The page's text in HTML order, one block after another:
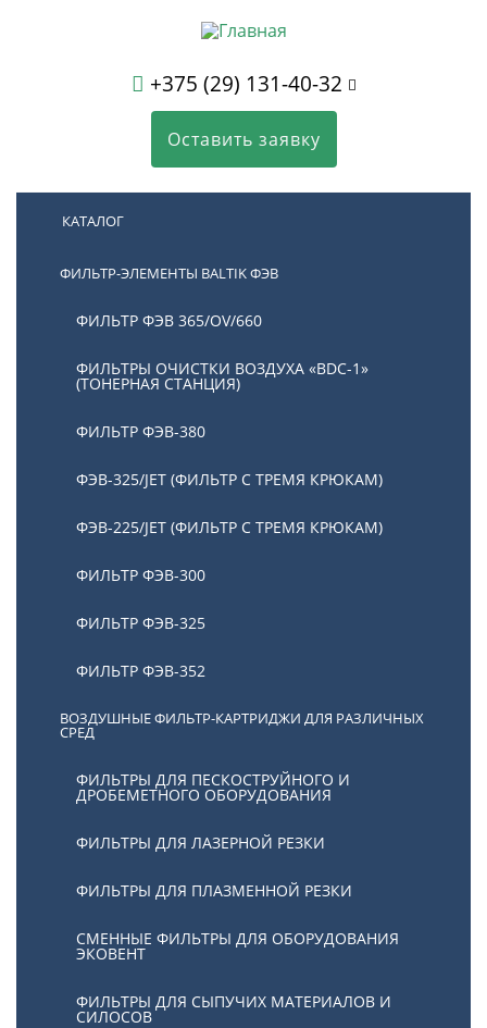
+375 (29) 131-40-32
Оставить заявку
КАТАЛОГ
ФИЛЬТР-ЭЛЕМЕНТЫ BALTIK ФЭВ
ФИЛЬТР ФЭВ 365/OV/660
ФИЛЬТРЫ ОЧИСТКИ ВОЗДУХА «BDC-1»
(ТОНЕРНАЯ СТАНЦИЯ)
ФИЛЬТР ФЭВ-380
ФЭВ-325/JET (ФИЛЬТР С ТРЕМЯ КРЮКАМ)
ФЭВ-225/JET (ФИЛЬТР С ТРЕМЯ КРЮКАМ)
ФИЛЬТР ФЭВ-300
ФИЛЬТР ФЭВ-325
ФИЛЬТР ФЭВ-352
ВОЗДУШНЫЕ ФИЛЬТР-КАРТРИДЖИ ДЛЯ РАЗЛИЧНЫХ
СРЕД
ФИЛЬТРЫ ДЛЯ ПЕСКОСТРУЙНОГО И
ДРОБЕМЕТНОГО ОБОРУДОВАНИЯ
ФИЛЬТРЫ ДЛЯ ЛАЗЕРНОЙ РЕЗКИ
ФИЛЬТРЫ ДЛЯ ПЛАЗМЕННОЙ РЕЗКИ
СМЕННЫЕ ФИЛЬТРЫ ДЛЯ ОБОРУДОВАНИЯ
ЭКОВЕНТ
ФИЛЬТРЫ ДЛЯ СЫПУЧИХ МАТЕРИАЛОВ И
СИЛОСОВ